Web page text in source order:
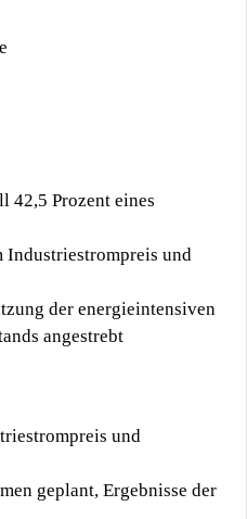
42,5 Prozent eines
Industriestrompreis und
der energieintensiven
angestrebt
und
geplant, Ergebnisse der